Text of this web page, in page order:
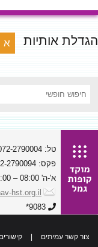
הגדלת אותיות א
טל: 072-2790004
פקס: 072-2790094
א'-ה' 08:00 – 16:00
hst.org.il
9083*
צור קשר עמיתים קישורים